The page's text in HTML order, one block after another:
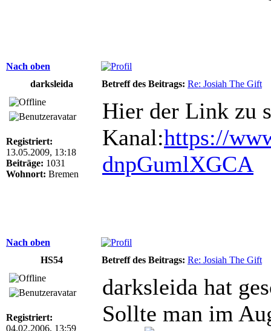
Nach oben
darksleida
Betreff des Beitrags: Re: Josiah The Gift
Registriert:
13.05.2009, 13:18
Beiträge: 1031
Wohnort: Bremen
Hier der Link zu
Kanal:https://
dnpGumlXGCA
Nach oben
HS54
Betreff des Beitrags: Re: Josiah The Gift
Registriert:
04.02.2006, 13:59
darksleida hat
Sollte man im